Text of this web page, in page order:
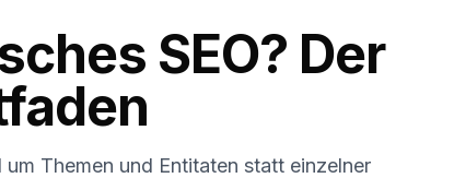
SEO? Der
Themen und Entitaten statt einzelner